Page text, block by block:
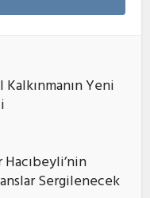
Yeni
Sergilenecek